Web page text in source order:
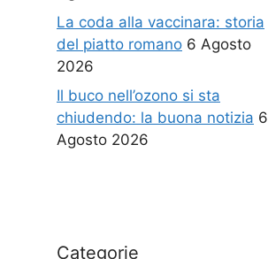
La coda alla vaccinara: storia
del piatto romano 6 Agosto
2026
Il buco nell’ozono si sta
chiudendo: la buona notizia 6
Agosto 2026
Categorie